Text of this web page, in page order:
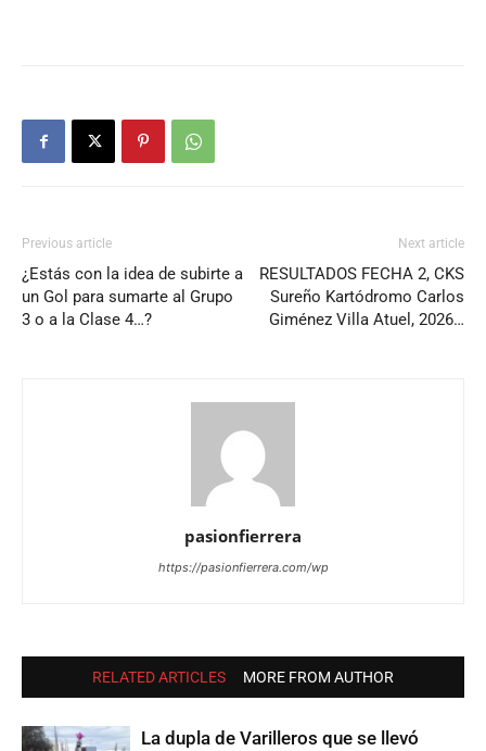
Previous article
¿Estás con la idea de subirte a
un Gol para sumarte al Grupo
3 o a la Clase 4…?
Next article
RESULTADOS FECHA 2, CKS
Sureño Kartódromo Carlos
Giménez Villa Atuel, 2026…
pasionfierrera
https://pasionfierrera.com/wp
RELATED ARTICLES MORE FROM AUTHOR
La dupla de Varilleros que se llevó